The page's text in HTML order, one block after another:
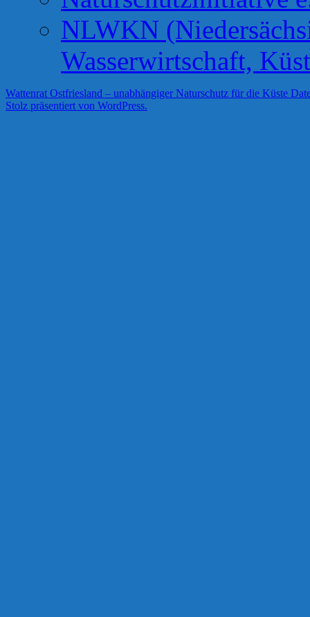
NLWKN
Wasserwirtschaft,
Wattenrat Ostfriesland – unabhängiger Naturschutz für die Küste
Stolz präsentiert von WordPress.